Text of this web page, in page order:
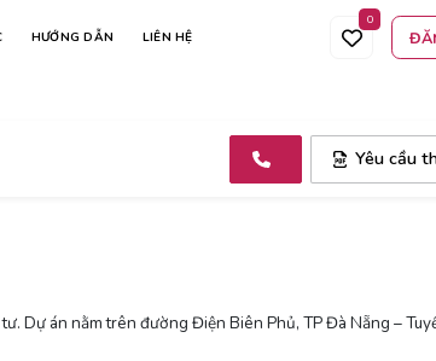
HƯỚNG DẪN LIÊN HỆ
0
Yêu cầu
Dự án nằm trên đường Điện Biên Phủ, TP Đà Nẵng –